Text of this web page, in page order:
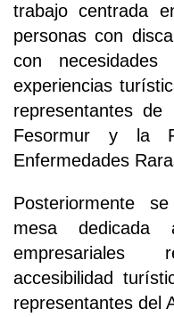
trabajo centrada
personas con
con necesidades
experiencias
representantes de
Fesormur y la
Enfermedades
Posteriormente
mesa dedicada
accesibilidad
representantes del